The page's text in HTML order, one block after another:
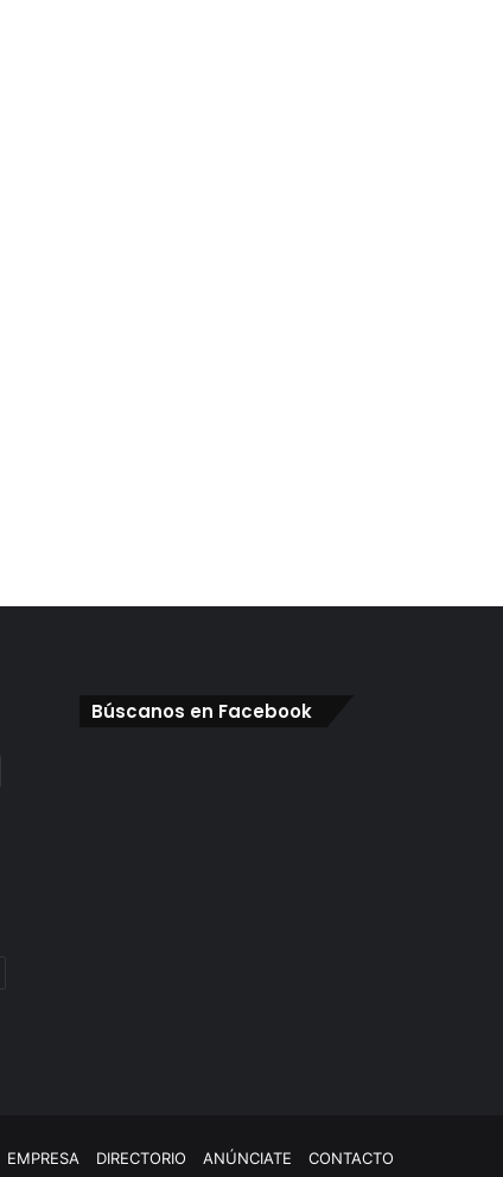
Búscanos en Facebook
EMPRESA DIRECTORIO ANÚNCIATE CONTACTO